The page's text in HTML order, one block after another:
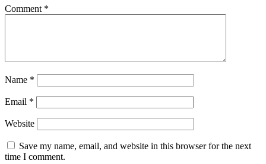
Comment *
Name *
Email *
Website
Save my name, email, and website in this browser for the next
time I comment.